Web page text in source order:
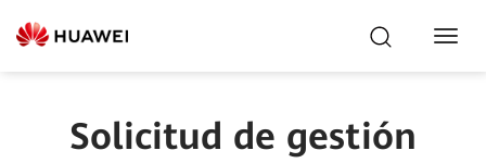
Solicitud de gestión